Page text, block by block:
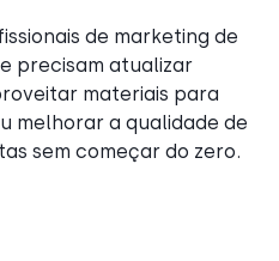
de marketing de
precisam atualizar
materiais para
melhorar a qualidade de
sem começar do zero.